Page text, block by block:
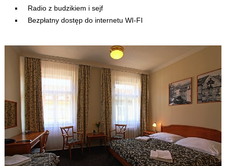
Radio z budzikiem i sejf
Bezpłatny dostęp do internetu WI-FI